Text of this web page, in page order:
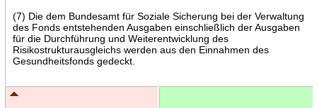
(7) Die dem Bundesamt für Soziale Sicherung bei der Verwaltung
des Fonds entstehenden Ausgaben einschließlich der Ausgaben
für die Durchführung und Weiterentwicklung des
Risikostrukturausgleichs werden aus den Einnahmen des
Gesundheitsfonds gedeckt.